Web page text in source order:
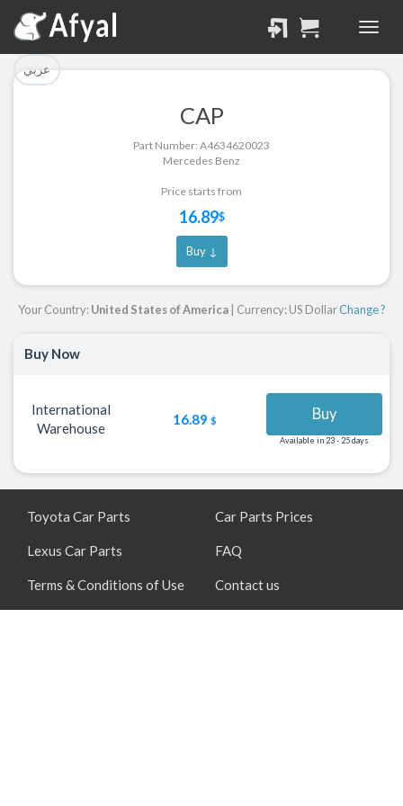
عربي
CAP
Part Number: A4634620023
Mercedes Benz
Price starts from
16.89$
Buy ↓
Your Country:United States of America| Currency: US DollarChange ?
Buy Now
International
Warehouse
16.89 $ Buy
Available in 23 - 25 days
تم إضافة القطعة بنجاح.
Part Successfully
Selected
تم إضافة القطعة للسلة
بنجاح.
Part Added to Cart
Toyota Car Parts
Lexus Car Parts
Terms & Conditions of Use
Car Parts Prices
FAQ
Contact us